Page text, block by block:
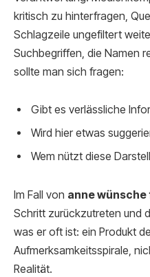
kritisch zu hinterfragen,
Schlagzeile ungefiltert
Suchbegriffen, die Namen
sollte man sich fragen:
Gibt es verlässliche
Wird hier etwas
Wem nützt diese
Im Fall von anne wünsche
Schritt zurückzutreten und
was er oft ist: ein Produkt
Aufmerksamkeitsspirale,
Realität.